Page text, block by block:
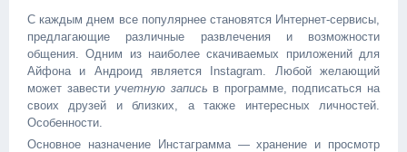
С каждым днем все популярнее становятся Интернет-сервисы,
предлагающие различные развлечения и возможности
общения. Одним из наиболее скачиваемых приложений для
Айфона и Андроид является Instagram. Любой желающий
может завестиучетную запись в программе, подписаться на
своих друзей и близких, а также интересных личностей.
Особенности.
Основное назначение Инстаграмма — хранение и просмотр